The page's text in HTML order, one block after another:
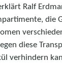
Ralf
die
diese
verhindern